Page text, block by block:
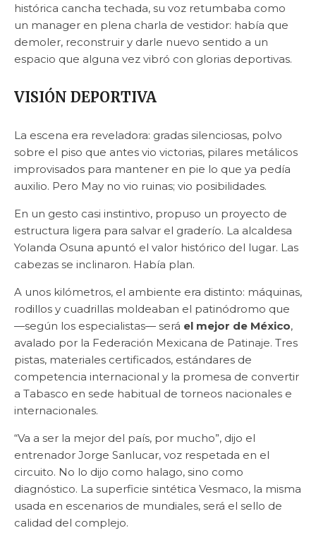
histórica cancha techada, su voz retumbaba como
un manager en plena charla de vestidor: había que
demoler, reconstruir y darle nuevo sentido a un
espacio que alguna vez vibró con glorias deportivas.
VISIÓN DEPORTIVA
La escena era reveladora: gradas silenciosas, polvo
sobre el piso que antes vio victorias, pilares metálicos
improvisados para mantener en pie lo que ya pedía
auxilio. Pero May no vio ruinas; vio posibilidades.
En un gesto casi instintivo, propuso un proyecto de
estructura ligera para salvar el graderío. La alcaldesa
Yolanda Osuna apuntó el valor histórico del lugar. Las
cabezas se inclinaron. Había plan.
A unos kilómetros, el ambiente era distinto: máquinas,
rodillos y cuadrillas moldeaban el patinódromo que
—según los especialistas— será el mejor de México,
avalado por la Federación Mexicana de Patinaje. Tres
pistas, materiales certificados, estándares de
competencia internacional y la promesa de convertir
a Tabasco en sede habitual de torneos nacionales e
internacionales.
“Va a ser la mejor del país, por mucho”, dijo el
entrenador Jorge Sanlucar, voz respetada en el
circuito. No lo dijo como halago, sino como
diagnóstico. La superficie sintética Vesmaco, la misma
usada en escenarios de mundiales, será el sello de
calidad del complejo.